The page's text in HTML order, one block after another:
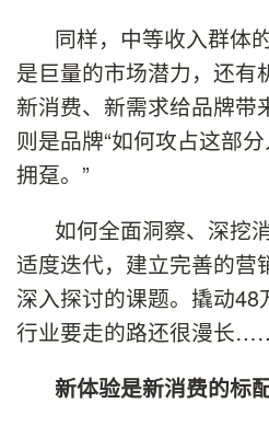
同样，中等收入群体
是巨量的市场潜力，还有
新消费、新需求给品牌带
则是品牌“如何攻占这部
拥趸。”
如何全面洞察、深挖
适度迭代，建立完善的营
深入探讨的课题。撬动48
行业要走的路还很漫长
新体验是新消费的标